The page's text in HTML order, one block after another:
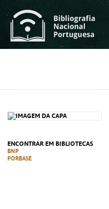
ENCONTRAR EM BIBLIOTECAS
BNP
PORBASE